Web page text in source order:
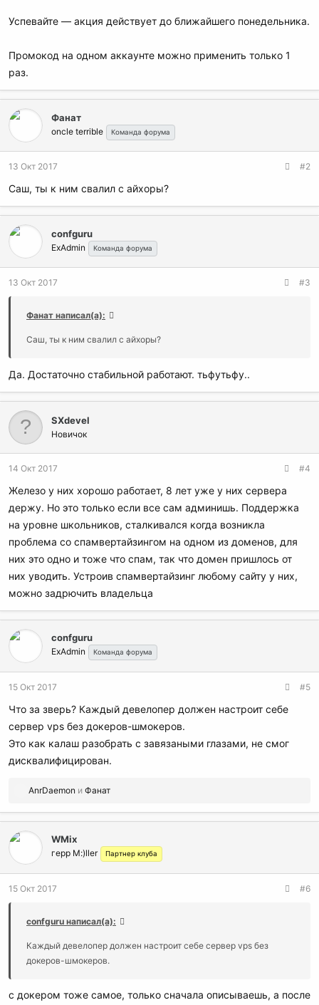
Успевайте — акция действует до ближайшего понедельника.
Промокод на одном аккаунте можно применить только 1
раз.
Фанат
oncle terrible Команда форума
13 Окт 2017 #2
Саш, ты к ним свалил с айхоры?
confguru
ExAdmin Команда форума
13 Окт 2017 #3
Фанат написал(а):
Саш, ты к ним свалил с айхоры?
Да. Достаточно стабильной работают. тьфутьфу..
SXdevel
Новичок
14 Окт 2017 #4
Железо у них хорошо работает, 8 лет уже у них сервера
держу. Но это только если все сам админишь. Поддержка
на уровне школьников, сталкивался когда возникла
проблема со спамвертайзингом на одном из доменов, для
них это одно и тоже что спам, так что домен пришлось от
них уводить. Устроив спамвертайзинг любому сайту у них,
можно задрючить владельца
confguru
ExAdmin Команда форума
15 Окт 2017 #5
Что за зверь? Каждый девелопер должен настроит себе
сервер vps без докеров-шмокеров.
Это как калаш разобрать с завязаными глазами, не смог
дисквалифицирован.
Р
а
и
AnrDaemon и Фанат
WMix
герр M:)ller Партнер клуба
15 Окт 2017 #6
confguru написал(а):
Каждый девелопер должен настроит себе сервер vps без
докеров-шмокеров.
с докером тоже самое, только сначала описываешь, а после